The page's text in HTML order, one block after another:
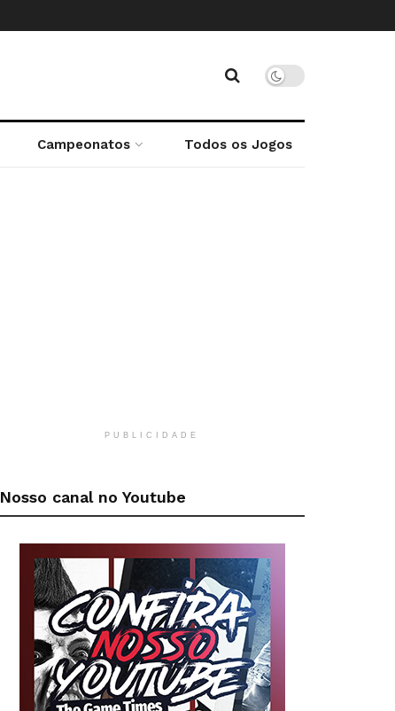
Campeonatos Todos os Jogos
PUBLICIDADE
Nosso canal no Youtube